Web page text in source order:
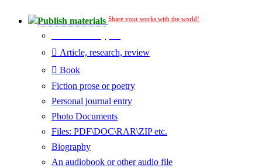
Publish materials Share your works with the world!
Article, research, review
Book
Fiction prose or poetry
Personal journal entry
Photo Documents
Files: PDF\DOC\RAR\ZIP etc.
Biography
An audiobook or other audio file